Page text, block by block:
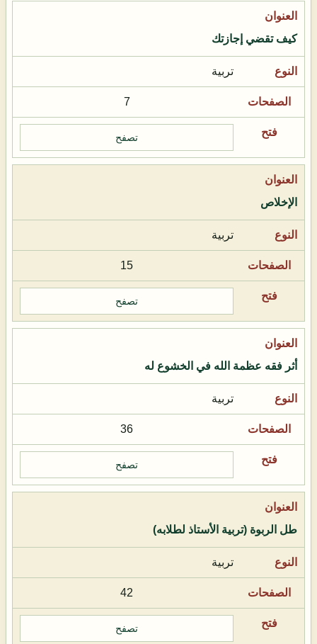
كيف تقضي إجازتك
تربية
7
تصفح
الإخلاص
تربية
15
تصفح
أثر فقه عظمة الله في الخشوع له
تربية
36
تصفح
طل الربوة (تربية الأستاذ لطلابه)
تربية
42
تصفح